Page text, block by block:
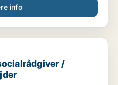
info
/ pædagog / ungarbejder
/